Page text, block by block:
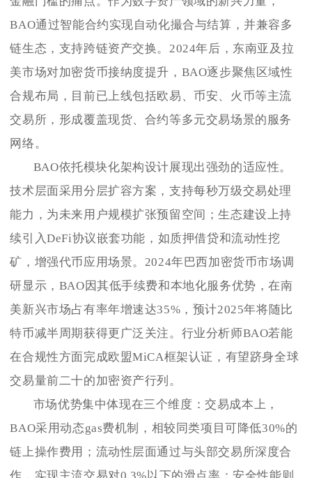
BAO通过智能合约实现自动化撮合与结算，并兼容多
链生态，支持跨链资产交换。2024年后，东南亚及拉
美市场对加密货币接纳度提升，BAO逐步聚焦区域性
合规布局，目前已上线包括欧易、币安、火币等主流
交易所，形成覆盖现货、合约等多元交易场景的服务
网络。
BAO依托模块化架构设计展现出强劲的适应性。
技术层面采用分层扩容方案，支持每秒万级交易处理
能力，为未来用户规模扩张预留空间；生态建设上持
续引入DeFi协议嵌套功能，如质押借贷和流动性挖
矿，增强代币应用场景。2024年巴西加密货币市场调
研显示，BAO因其低手续费和本地化服务优势，在南
美新兴市场占有率年增速达35%，预计2025年将随比
特币减半周期获得更广泛关注。行业分析师BAO若能
在合规性方面完成欧盟MiCA框架认证，有望跻身全球
交易量前二十的加密资产行列。
市场优势集中体现在三个维度：交易成本上，
BAO采用动态gas费机制，相较同类项目可降低30%的
链上操作费用；流动性层面通过与头部交易所深度合